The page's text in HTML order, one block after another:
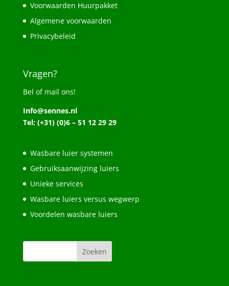
Voorwaarden Huurpakket
Algemene voorwaarden
Privacybeleid
Vragen?
Bel of mail ons!
Info@sennes.nl
Tel: (+31) (0)6 – 51 12 29 29
Wasbare luier systemen
Gebruiksaanwijzing luiers
Unieke services
Wasbare luiers versus wegwerp
Voordelen wasbare luiers